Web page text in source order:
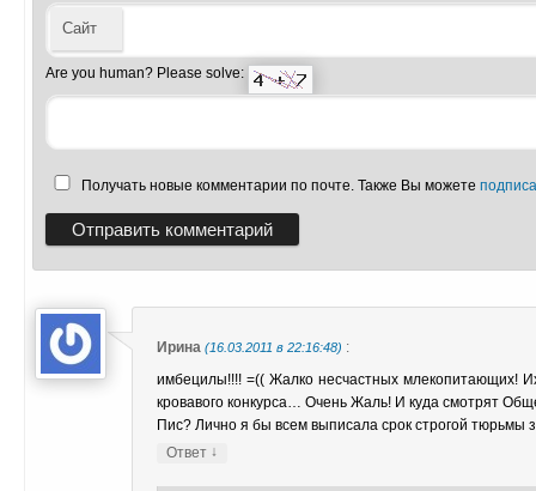
Сайт
Are you human? Please solve:
Получать новые комментарии по почте. Также Вы можете
Ирина (16.03.2011 в 22:16:48) :
имбецилы!!!! =(( Жалко несчастных млекопитающих!
кровавого конкурса… Очень Жаль! И куда смотрят
Пис? Лично я бы всем выписала срок строгой тюрьмы
Ответ ↓